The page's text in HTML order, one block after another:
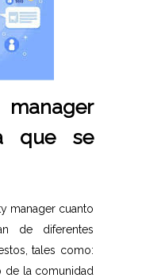
que se
manager cuanto
de diferentes
tales como:
de la comunidad